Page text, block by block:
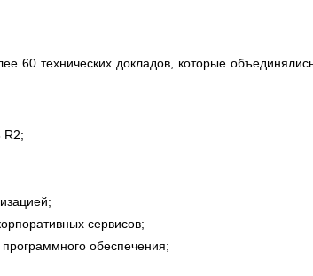
60 технических докладов, которые
R2;
сервисов;
обеспечения;